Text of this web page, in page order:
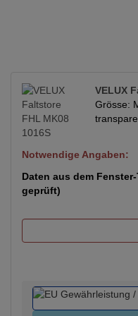
VELUX
Grösse:
Notwendige Angaben:
Daten aus dem
geprüft)